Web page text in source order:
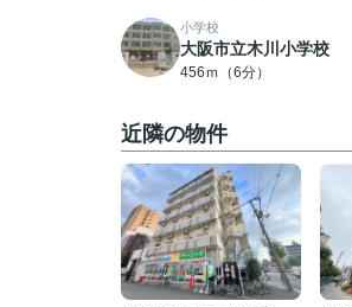
小学校
大阪市立木川小学校
456ｍ（6分）
近隣の物件